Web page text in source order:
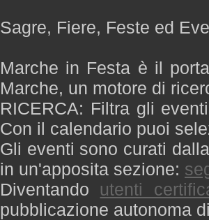
Sagre, Fiere, Feste ed
Marche in Festa è il
Marche, un motore di
RICERCA: Filtra gli
Con il calendario puoi
Gli eventi sono curati
in un'apposita sezione:
Diventando utenti
pubblicazione autonoma